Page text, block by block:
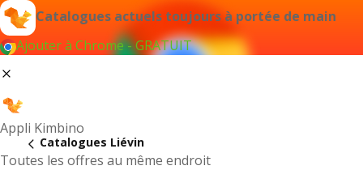
Catalogues actuels toujours à portée de main
Ajouter à Chrome - GRATUIT
Appli Kimbino
Toutes les offres au même endroit
Catalogues Liévin